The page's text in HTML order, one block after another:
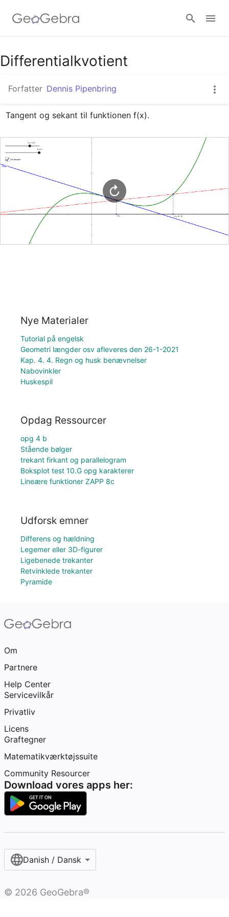
Google Classroom
GeoGebra Classroom
Differentialkvotient
Forfatter Dennis Pipenbring
Tangent og sekant til funktionen f(x).
Nye Materialer
Tutorial på engelsk
Geometri længder osv afleveres den 26-1-2021
Kap. 4. 4. Regn og husk benævnelser
Nabovinkler
Huskespil
Opdag Ressourcer
opg 4 b
Stående bølger
trekant firkant og parallelogram
Boksplot test 10.G opg karakterer
Lineære funktioner ZAPP 8c
Udforsk emner
Differens og hældning
Legemer eller 3D-figurer
Ligebenede trekanter
Retvinklede trekanter
Pyramide
Om
Partnere
Help Center
Servicevilkår
Privatliv
Licens
Graftegner
Matematikværktøjssuite
Community Resourcer
Download vores apps her:
Danish / Dansk‎
© 2026 GeoGebra®